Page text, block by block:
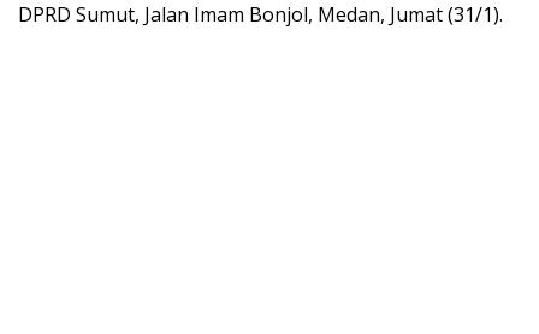
DPRD Sumut, Jalan Imam Bonjol, Medan, Jumat (31/1).